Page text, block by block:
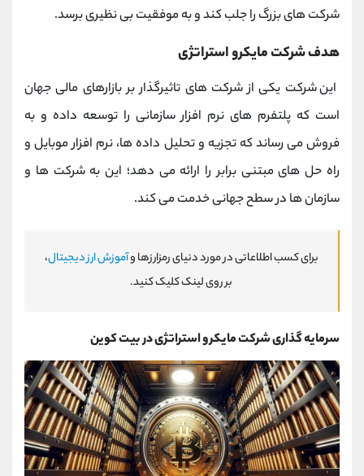
شرکت ‌های بزرگ را جلب کند و به موفقیت بی ‌نظیری برسد.
هدف شرکت مایکرو استراتژی
این شرکت یکی از شرکت های تاثیرگذار بر بازارهای مالی جهان
است که پلتفرم های نرم افزار سازمانی را توسعه داده و به
فروش می رساند که تجزیه ‌و تحلیل داده ‌ها، نرم‌ افزار موبایل و
راه‌ حل‌ های مبتنی برابر را ارائه می ‌دهد؛ این به شرکت ‌ها و
سازمان‌ ها در سطح جهانی خدمت می‌ کند.
برای کسب اطلاعاتی در مورد دنیای رمزارزها وآموزش ارز دیجیتال،
بر روی لینک کلیک کنید.
سرمایه گذاری شرکت مایکرو استراتژی در بیت کوین